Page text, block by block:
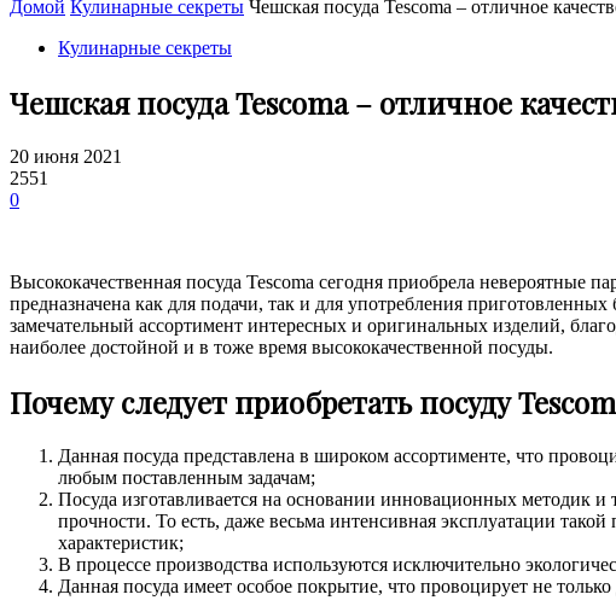
Домой Кулинарные секреты Чешская посуда Tescoma – отличное
Кулинарные секреты
Чешская посуда Tescoma – отличное
20 июня 2021
2551
0
Высококачественная посуда Tescoma сегодня приобрела невероятные
предназначена как для подачи, так и для употребления
замечательный ассортимент интересных и оригинальных изделий,
наиболее достойной и в тоже время высококачественной посуды.
Почему следует приобретать посуду
Данная посуда представлена в широком ассортименте, что
любым поставленным задачам;
Посуда изготавливается на основании инновационных методик
прочности. То есть, даже весьма интенсивная эксплуатации
характеристик;
В процессе производства используются исключительно
Данная посуда имеет особое покрытие, что провоцирует не